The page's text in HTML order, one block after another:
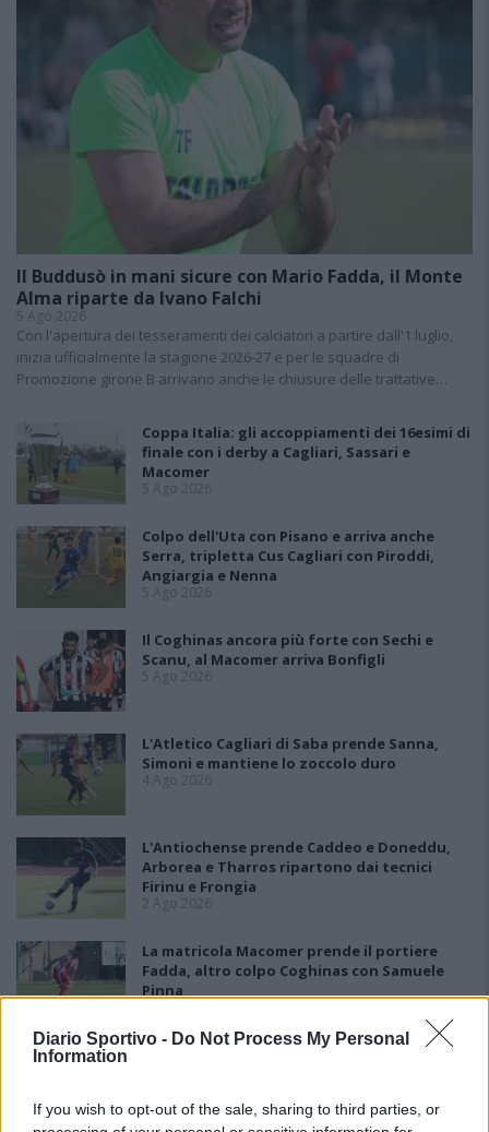
Diario Sportivo - Do Not Process My Personal
Information
If you wish to opt-out of the sale, sharing to third parties, or
Il Buddusò in mani sicure con Mario Fadda, il Monte
Alma riparte da Ivano Falchi
5 Ago 2026
Con l'apertura dei tesseramenti dei calciatori a partire dall'1 luglio,
inizia ufficialmente la stagione 2026-27 e per le squadre di
Promozione girone B arrivano anche le chiusure delle trattative…
Coppa Italia: gli accoppiamenti dei 16esimi di
finale con i derby a Cagliari, Sassari e
Macomer
5 Ago 2026
Colpo dell'Uta con Pisano e arriva anche
Serra, tripletta Cus Cagliari con Piroddi,
Angiargia e Nenna
5 Ago 2026
Il Coghinas ancora più forte con Sechi e
Scanu, al Macomer arriva Bonfigli
5 Ago 2026
L'Atletico Cagliari di Saba prende Sanna,
Simoni e mantiene lo zoccolo duro
4 Ago 2026
L'Antiochense prende Caddeo e Doneddu,
Arborea e Tharros ripartono dai tecnici
Firinu e Frongia
2 Ago 2026
La matricola Macomer prende il portiere
Fadda, altro colpo Coghinas con Samuele
Pinna
Nasce l'Arbus Guspini Costa Verde, Garau:
31 Lug 2026